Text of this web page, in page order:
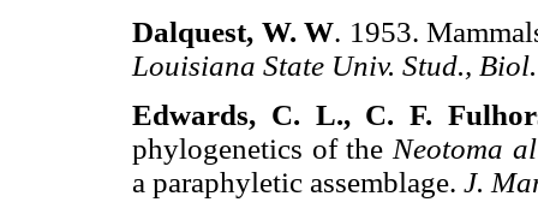
Dalquest, W. W. 1953.
Louisiana State Univ. Stud., Biol.
Edwards, C. L., C. F.
phylogenetics of the Neotoma
a paraphyletic assemblage. J.